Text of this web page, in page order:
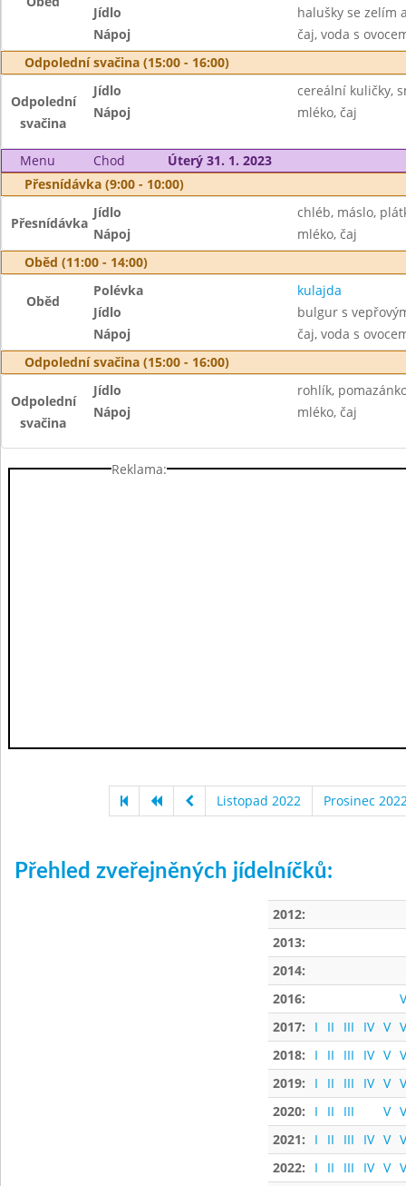
Jídlo
halušky se zelím
Nápoj
čaj, voda s
Odpolední svačina (15:00 - 16:00)
Odpolední
svačina
Jídlo
cereální kuličky,
Nápoj
mléko, čaj
Menu Chod
Úterý 31. 1. 2023
Přesnídávka (9:00 - 10:00)
Přesnídávka
Jídlo
chléb, máslo,
Nápoj
mléko, čaj
Oběd (11:00 - 14:00)
Oběd
Polévka
kulajda
Jídlo
bulgur s
Nápoj
čaj, voda s
Odpolední svačina (15:00 - 16:00)
Odpolední
svačina
Jídlo
rohlík,
Nápoj
mléko, čaj
Reklama:
Listopad 2022 Prosinec
Přehled zveřejněných jídelníčků:
2012:
2013:
2014:
2016:
2017:
I II III IV V
2018:
I II III IV V
2019:
I II III IV V
2020:
I II III V
2021:
I II III IV V
2022:
I II III IV V